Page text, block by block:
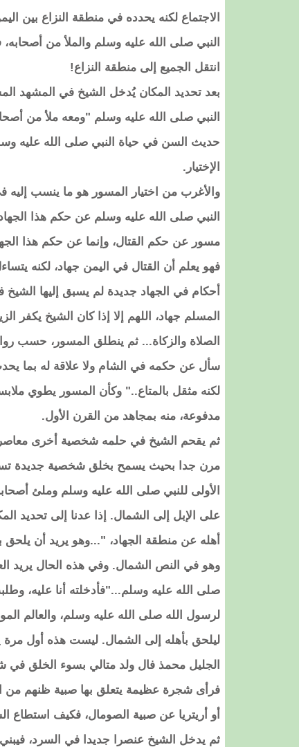
الاجتماع لكنه يحدده في منطقة النزاع بين
النبي صلى الله عليه وسلم والملأ من
انتقل الجميع إلى منطقة النزاع!
بعد تحديد المكان يُدخل الشيخ في المشهد
النبي صلى الله عليه وسلم "ومعه ملأ من
حديث السن في حياة النبي صلى الله عليه
الإختيار.
والأغرب من اختيار المسور هو ما ينسب
النبي صلى الله عليه وسلم عن حكم هذا
مسور عن حكم القتال، وإنما عن حكم هذا
فهو يعلم أن القتال في اليمن جهاد، لكنه
أحكام في الجهاد جديدة لم يسبق إليها
المسلم جهاد، اللهم إلا إذا كان الشيخ
الصلاة والزكاة... ثم ينطلق المسور، حسب
سأل عن حكمه في الشام ولا علاقة له بما
لكنه مثقل بالمتاع.." وكأن المسور يطوي
مدفوعة، منه بمجاهد من القرن الأول.
ثم يقحم الشيخ في حلمه شخصية أخرى
مرن جدا بحيث يسمح بخلق شخصية جديدة تسند
الأولى للنبي صلى الله عليه وسلم وملئ
على الإبل إلى الشمال. إذا عدنا إلى تحديد
أهله عن منطقة الجهاد، "...وهو يريد أن
وهو في النص الشمال. وفي هذه الحال يريد
صلى الله عليه وسلم..."فأدخلته أنا عليه،
لرسول الله صلى الله عليه وسلم، والعالم
ليلحق بأهله إلى الشمال. ليست هذه أول مرة
الجليل محمذ فال ولد متالي بسوء الخلق في
فرأى شجرة عظيمة يتعلق بها صبية ظنهم من
أو أريتريا عن صبية الصومال، فكيف استطاع
ثم يدخل الشيخ عنصرا جديدا في السرد،